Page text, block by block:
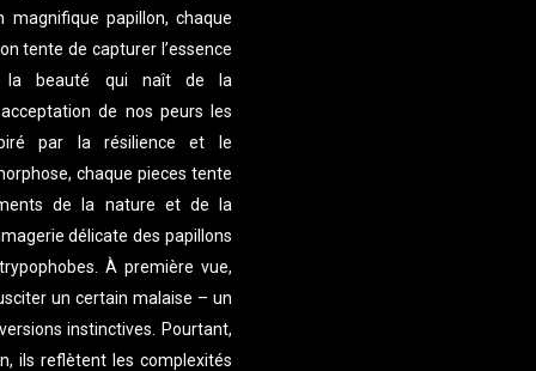
papillon, chaque
tente de capturer l’essence
la beauté qui naît de la
de nos peurs les
par la résilience et le
chaque pieces tente
de la nature et de la
délicate des papillons
À première vue,
un certain malaise – un
instinctives. Pourtant,
ils reflètent les complexités